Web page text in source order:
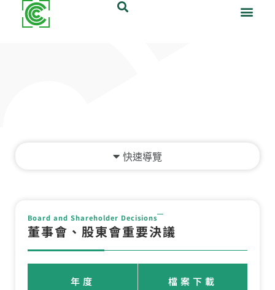
Main
Board and Shareholder Decisions
董事會、股東會重要決議
年度 檔案下載